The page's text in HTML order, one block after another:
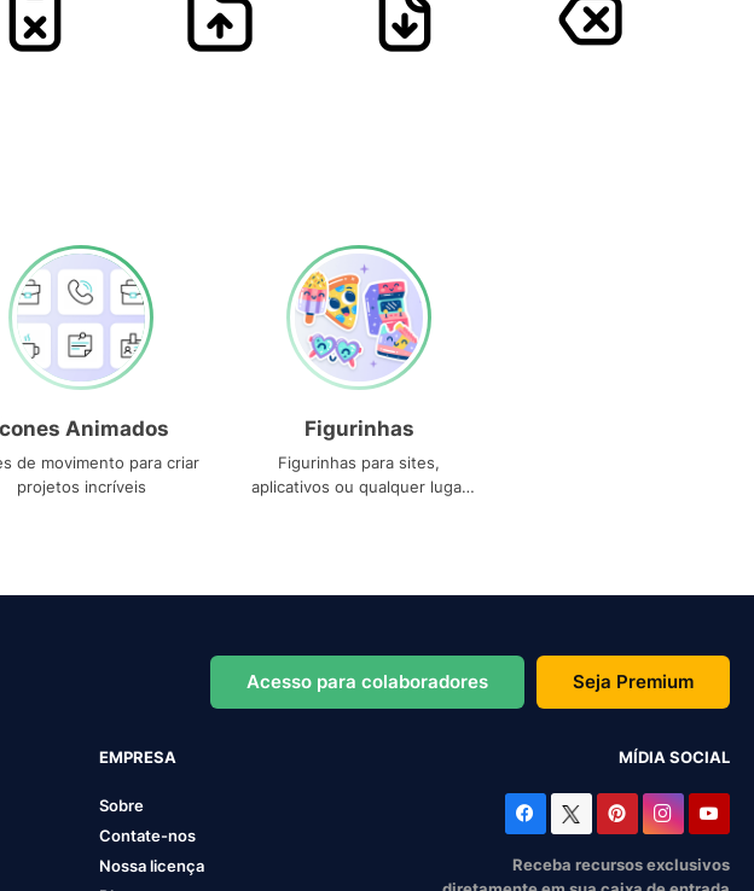
Animados
de movimento para criar
projetos incríveis
Figurinhas
Figurinhas para sites,
aplicativos ou qualquer lugar
Acesso para colaboradores Seja Premium
EMPRESA
Sobre
Contate-nos
Nossa licença
MÍDIA SOCIAL
Receba recursos exclusivos